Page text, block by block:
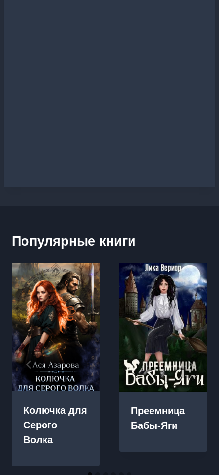
Популярные книги
Колючка для
Серого
Волка
Преемница
Бабы-Яги